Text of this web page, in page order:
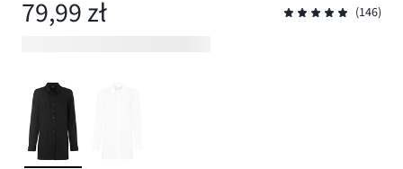
79,99 zł (146)